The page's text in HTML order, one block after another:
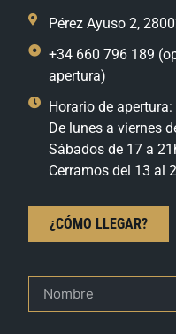
Pérez Ayuso 2,
+34 660 796 189
apertura)
Horario de apertura:
De lunes a viernes
Sábados de 17 a
Cerramos del 13 al
¿CÓMO LLEGAR?